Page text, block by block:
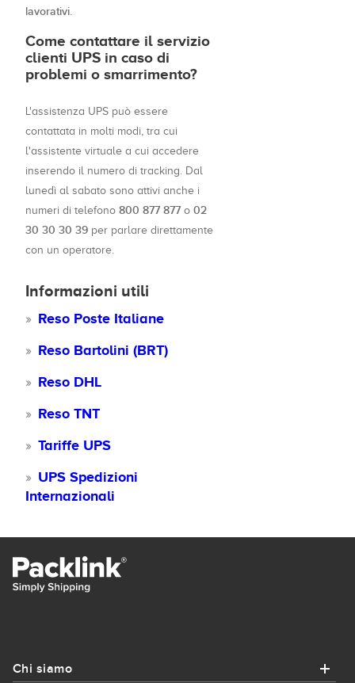
lavorativi.
Come contattare il servizio
clienti UPS in caso di
problemi o smarrimento?
L'assistenza UPS può essere
contattata in molti modi, tra cui
l'assistente virtuale a cui accedere
inserendo il numero di tracking. Dal
lunedì al sabato sono attivi anche i
numeri di telefono 800 877 877 o 02
30 30 30 39 per parlare direttamente
con un operatore.
Informazioni utili
Reso Poste Italiane
Reso Bartolini (BRT)
Reso DHL
Reso TNT
Tariffe UPS
UPS Spedizioni
Internazionali
Chi siamo